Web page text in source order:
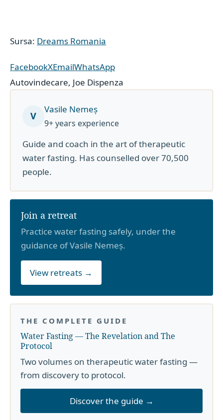
Sursa: Dreams Romania
FacebookXEmailWhatsApp
Autovindecare, Joe Dispenza
V
Vasile Nemeș
9+ years experience
Guide and coach in the art of therapeutic
water fasting. Has counselled over 70,500
people.
Join a retreat
Practice water fasting safely, under the
guidance of Vasile Nemeș.
View retreats →
THE COMPLETE GUIDE
Water Fasting — The Revelation and The
Protocol
Two volumes on therapeutic water fasting —
from discovery to protocol.
Discover the guide →